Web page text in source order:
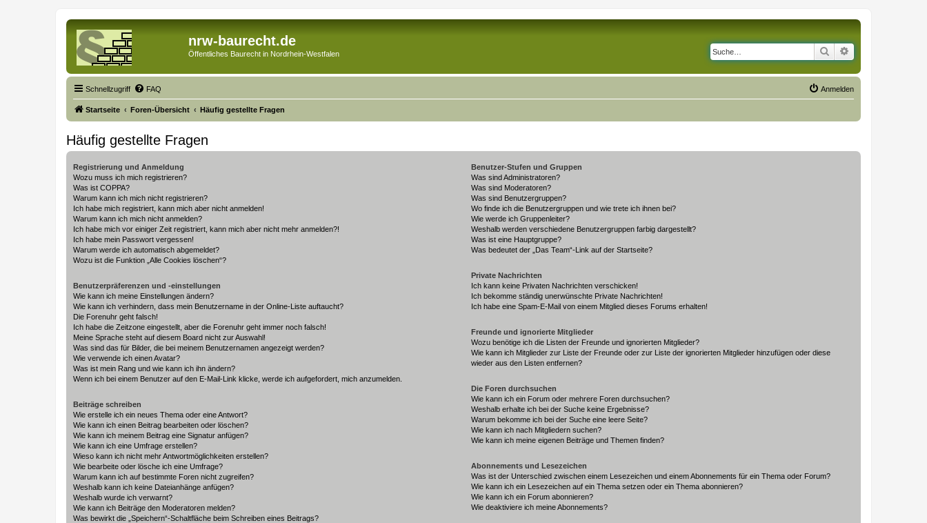
nrw-baurecht.de
Öffentliches Baurecht in Nordrhein-Westfalen Suche
Schnellzugriff FAQ Anmelden
Startseite Foren-Übersicht Häufig gestellte Fragen
Häufig gestellte Fragen
Registrierung und Anmeldung
Wozu muss ich mich registrieren?
Was ist COPPA?
Warum kann ich mich nicht registrieren?
Ich habe mich registriert, kann mich aber nicht anmelden!
Warum kann ich mich nicht anmelden?
Ich habe mich vor einiger Zeit registriert, kann mich aber nicht mehr anmelden?!
Ich habe mein Passwort vergessen!
Warum werde ich automatisch abgemeldet?
Wozu ist die Funktion „Alle Cookies löschen“?
Benutzerpräferenzen und -einstellungen
Wie kann ich meine Einstellungen ändern?
Wie kann ich verhindern, dass mein Benutzername in der Online-Liste auftaucht?
Die Forenuhr geht falsch!
Ich habe die Zeitzone eingestellt, aber die Forenuhr geht immer noch falsch!
Meine Sprache steht auf diesem Board nicht zur Auswahl!
Was sind das für Bilder, die bei meinem Benutzernamen angezeigt werden?
Wie verwende ich einen Avatar?
Was ist mein Rang und wie kann ich ihn ändern?
Wenn ich bei einem Benutzer auf den E-Mail-Link klicke, werde ich aufgefordert, mich anzumelden.
Beiträge schreiben
Wie erstelle ich ein neues Thema oder eine Antwort?
Wie kann ich einen Beitrag bearbeiten oder löschen?
Wie kann ich meinem Beitrag eine Signatur anfügen?
Wie kann ich eine Umfrage erstellen?
Wieso kann ich nicht mehr Antwortmöglichkeiten erstellen?
Wie bearbeite oder lösche ich eine Umfrage?
Warum kann ich auf bestimmte Foren nicht zugreifen?
Weshalb kann ich keine Dateianhänge anfügen?
Weshalb wurde ich verwarnt?
Wie kann ich Beiträge den Moderatoren melden?
Was bewirkt die „Speichern“-Schaltfläche beim Schreiben eines Beitrags?
Benutzer-Stufen und Gruppen
Was sind Administratoren?
Was sind Moderatoren?
Was sind Benutzergruppen?
Wo finde ich die Benutzergruppen und wie trete ich ihnen bei?
Wie werde ich Gruppenleiter?
Weshalb werden verschiedene Benutzergruppen farbig dargestellt?
Was ist eine Hauptgruppe?
Was bedeutet der „Das Team“-Link auf der Startseite?
Private Nachrichten
Ich kann keine Privaten Nachrichten verschicken!
Ich bekomme ständig unerwünschte Private Nachrichten!
Ich habe eine Spam-E-Mail von einem Mitglied dieses Forums erhalten!
Freunde und ignorierte Mitglieder
Wozu benötige ich die Listen der Freunde und ignorierten Mitglieder?
Wie kann ich Mitglieder zur Liste der Freunde oder zur Liste der ignorierten Mitglieder hinzufügen oder diese
wieder aus den Listen entfernen?
Die Foren durchsuchen
Wie kann ich ein Forum oder mehrere Foren durchsuchen?
Weshalb erhalte ich bei der Suche keine Ergebnisse?
Warum bekomme ich bei der Suche eine leere Seite?
Wie kann ich nach Mitgliedern suchen?
Wie kann ich meine eigenen Beiträge und Themen finden?
Abonnements und Lesezeichen
Was ist der Unterschied zwischen einem Lesezeichen und einem Abonnements für ein Thema oder Forum?
Wie kann ich ein Lesezeichen auf ein Thema setzen oder ein Thema abonnieren?
Wie kann ich ein Forum abonnieren?
Wie deaktiviere ich meine Abonnements?